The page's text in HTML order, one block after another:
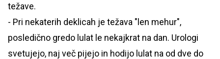
težave.
- Pri nekaterih deklicah je težava "len mehur",
posledično gredo lulat le nekajkrat na dan. Urologi
svetujejo, naj več pijejo in hodijo lulat na od dve do